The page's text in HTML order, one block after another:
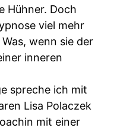
Hühner. Doch
viel mehr
wenn sie der
inneren
spreche ich mit
Lisa Polaczek
mit einer